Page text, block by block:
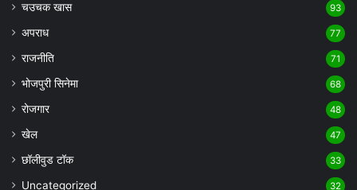
चउचक खास 93
अपराध 77
राजनीति 71
भोजपुरी सिनेमा 68
रोजगार 48
खेल 47
छॉलीवुड टॉक 33
Uncategorized 32